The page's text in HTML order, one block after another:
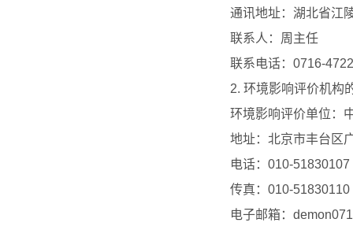
通讯地址：湖北省江
联系人：周主任
联系电话：0716-
2.环境影响评价机构
环境影响评价单位：
地址：北京市丰台区
电话：010-51830107
传真：010-51830110
电子邮箱：